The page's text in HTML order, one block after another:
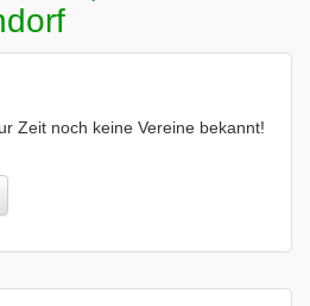
Zeit noch keine Vereine bekannt!